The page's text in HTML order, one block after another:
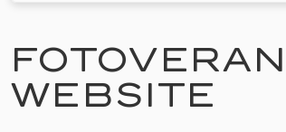
WEBSITE